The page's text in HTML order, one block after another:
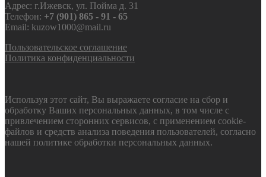
Адрес: г.Ижевск, ул. Пойма д. 31
Телефон: +7 (901) 865 - 91 - 65
Email: kuzow1000@mail.ru
Пользовательское соглашение
Политика конфиденциальности
Используя этот сайт, Вы выражаете согласие на сбор и
обработку Ваших персональных данных, в том числе с
привлечением сторонних сервисов, с применением cookie-
файлов и средств анализа поведения пользователей, согласно
нашей политике обработки персональных данных.